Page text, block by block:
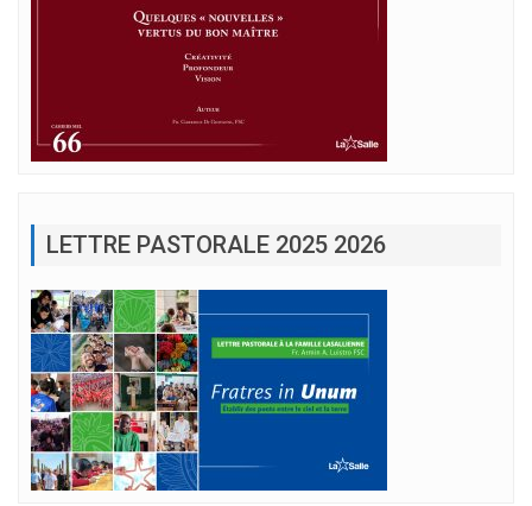
LETTRE PASTORALE 2025 2026